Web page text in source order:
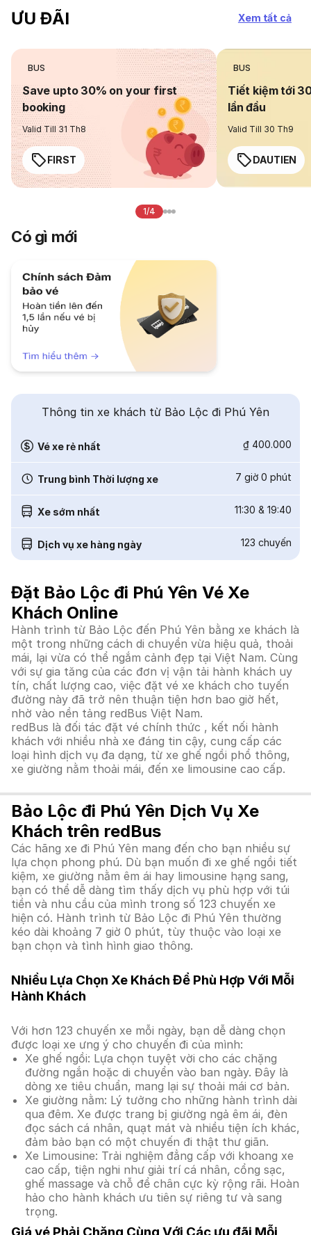
ƯU ĐÃI Xem tất cả
BUS
Save upto 30% on your first
booking
Valid Till 31 Th8
FIRST
BUS
Tiết kiệm tới
lần đầu
Valid Till 30 Th9
DAUTIEN
1/4
Có gì mới
Thông tin xe khách từ Bảo Lộc đi Phú Yên
Vé xe rẻ nhất ₫ 400.000
Trung bình Thời lượng xe 7 giờ 0 phút
Xe sớm nhất 11:30 & 19:40
Dịch vụ xe hàng ngày 123 chuyến
Đặt Bảo Lộc đi Phú Yên Vé Xe
Khách Online
Hành trình từ Bảo Lộc đến Phú Yên bằng xe khách là
một trong những cách di chuyển vừa hiệu quả, thoải
mái, lại vừa có thể ngắm cảnh đẹp tại Việt Nam. Cùng
với sự gia tăng của các đơn vị vận tải hành khách uy
tín, chất lượng cao, việc đặt vé xe khách cho tuyến
đường này đã trở nên thuận tiện hơn bao giờ hết,
nhờ vào nền tảng redBus Việt Nam.
redBus là đối tác đặt vé chính thức , kết nối hành
khách với nhiều nhà xe đáng tin cậy, cung cấp các
loại hình dịch vụ đa dạng, từ xe ghế ngồi phổ thông,
xe giường nằm thoải mái, đến xe limousine cao cấp.
Bảo Lộc đi Phú Yên Dịch Vụ Xe
Khách trên redBus
Các hãng xe đi Phú Yên mang đến cho bạn nhiều sự
lựa chọn phong phú. Dù bạn muốn đi xe ghế ngồi tiết
kiệm, xe giường nằm êm ái hay limousine hạng sang,
bạn có thể dễ dàng tìm thấy dịch vụ phù hợp với túi
tiền và nhu cầu của mình trong số 123 chuyến xe
hiện có. Hành trình từ Bảo Lộc đi Phú Yên thường
kéo dài khoảng 7 giờ 0 phút, tùy thuộc vào loại xe
bạn chọn và tình hình giao thông.
Nhiều Lựa Chọn Xe Khách Để Phù Hợp Với Mỗi
Hành Khách
Với hơn 123 chuyến xe mỗi ngày, bạn dễ dàng chọn
được loại xe ưng ý cho chuyến đi của mình:
Xe ghế ngồi: Lựa chọn tuyệt vời cho các chặng
đường ngắn hoặc di chuyển vào ban ngày. Đây là
dòng xe tiêu chuẩn, mang lại sự thoải mái cơ bản.
Xe giường nằm: Lý tưởng cho những hành trình dài
qua đêm. Xe được trang bị giường ngả êm ái, đèn
đọc sách cá nhân, quạt mát và nhiều tiện ích khác,
đảm bảo bạn có một chuyến đi thật thư giãn.
Xe Limousine: Trải nghiệm đẳng cấp với khoang xe
cao cấp, tiện nghi như giải trí cá nhân, cổng sạc,
ghế massage và chỗ để chân cực kỳ rộng rãi. Hoàn
hảo cho hành khách ưu tiên sự riêng tư và sang
trọng.